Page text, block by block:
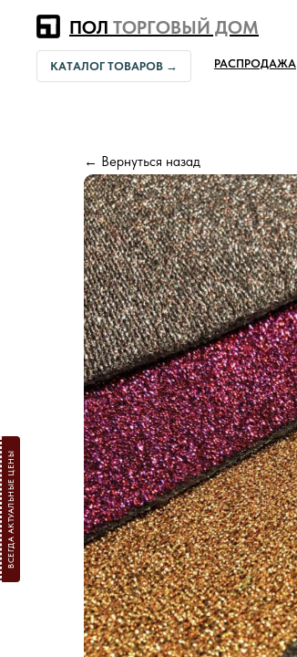
ВСЕГДА АКТУАЛЬНЫЕ ЦЕНЫ
ПОЛ ТОРГОВЫЙ ДОМ
РАСПРОДАЖА
КАТАЛОГ ТОВАРОВ →
← Вернуться назад